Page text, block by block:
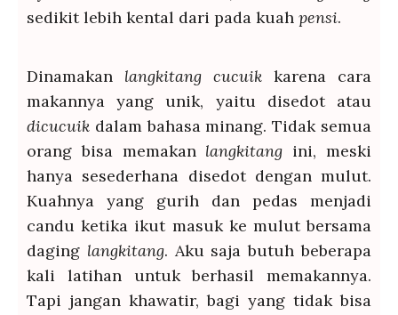
sedikit lebih kental dari pada kuah pensi.
Dinamakan langkitang cucuik karena cara
makannya yang unik, yaitu disedot atau
dicucuik dalam bahasa minang. Tidak semua
orang bisa memakan langkitang ini, meski
hanya sesederhana disedot dengan mulut.
Kuahnya yang gurih dan pedas menjadi
candu ketika ikut masuk ke mulut bersama
daging langkitang. Aku saja butuh beberapa
kali latihan untuk berhasil memakannya.
Tapi jangan khawatir, bagi yang tidak bisa